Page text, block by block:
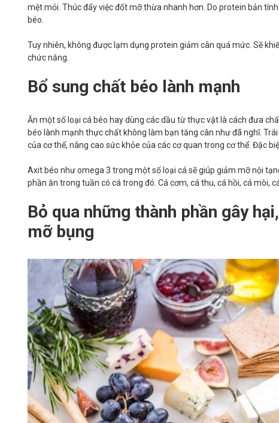
mệt mỏi. Thúc đẩy việc đốt mỡ thừa nhanh hơn. Do protein bản
béo.
Tuy nhiên, không được lạm dụng protein giảm cân quá mức. Sẽ
chức năng.
Bổ sung chất béo lành mạnh
Ăn một số loại cá béo hay dùng các dầu từ thực vật là cách đưa
béo lành mạnh thực chất không làm bạn tăng cân như đã nghĩ.
của cơ thể, nâng cao sức khỏe của các cơ quan trong cơ thể. Đặc
Axit béo như omega 3 trong một số loại cá sẽ giúp giảm mỡ nội
phần ăn trong tuần có cá trong đó. Cá cơm, cá thu, cá hồi, cá mòi,
Bỏ qua những thành phần gây
mỡ bụng